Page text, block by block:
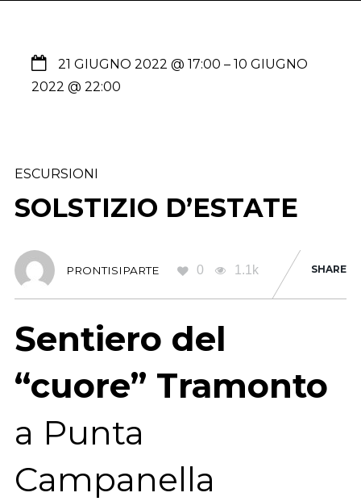
21 GIUGNO 2022 @ 17:00 – 10 GIUGNO
2022 @ 22:00
ESCURSIONI
SOLSTIZIO D’ESTATE
PRONTISIPARTE 0 1.1k SHARE
Sentiero del
“cuore” Tramonto
a Punta
Campanella